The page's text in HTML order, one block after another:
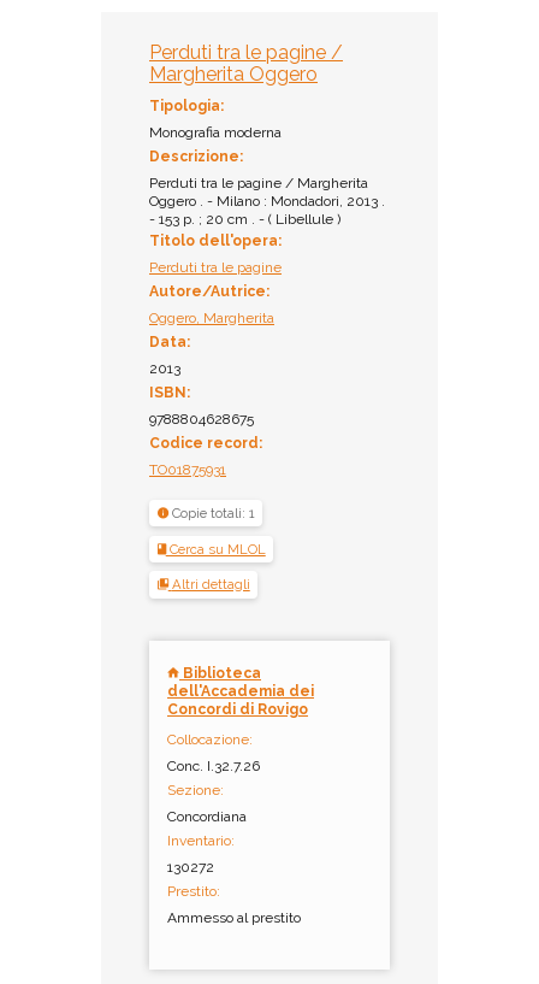
Perduti tra le pagine /
Margherita Oggero
Tipologia:
Monografia moderna
Descrizione:
Perduti tra le pagine / Margherita
Oggero . - Milano : Mondadori, 2013 .
- 153 p. ; 20 cm . - ( Libellule )
Titolo dell'opera:
Perduti tra le pagine
Autore/Autrice:
Oggero, Margherita
Data:
2013
ISBN:
9788804628675
Codice record:
TO01875931
Copie totali: 1
Cerca su MLOL
Altri dettagli
Biblioteca
dell'Accademia dei
Concordi di Rovigo
Collocazione:
Conc. I.32.7.26
Sezione:
Concordiana
Inventario:
130272
Prestito:
Ammesso al prestito